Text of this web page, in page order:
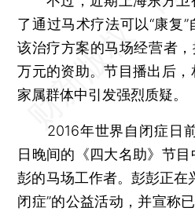
了通过马术疗法可以“康复
该治疗方案的马场经营者
万元的资助。节目播出后
家属群体中引发强烈质疑。
2016年世界自闭症日
日晚间的《四大名助》节
彭的马场工作者。彭彭正在
闭症”的公益活动，并宣称